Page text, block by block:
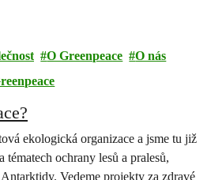
O Greenpeace
O nás
ekologická organizace a jsme tu již
tématech ochrany lesů a pralesů,
Vedeme projekty za zdravé